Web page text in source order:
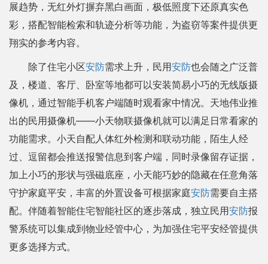
展趋势，无红外灯摒弃黑白画面，极低照度下还原真实色
彩，搭配智能检索和轨迹分析等功能，为盗窃等案件提供更
翔实的参考内容。
除了住宅小区安防需求上升，民用安防也会随之广泛普
及，楼道、客厅、卧室等地都可以安装简易小巧的无线版摄
像机，通过智能手机客户端随时观看家中情况。天地伟业推
出的民用摄像机——小天物联摄像机就可以满足日常看家的
功能需求。小天自配人体红外检测和联动功能，陌生人经
过、逗留都会推送报警信息到客户端，同时录像留存证据，
加上小巧的形状与强磁底座，小天能巧妙的隐藏在任意角落
守护家庭平安，丰富的外置设备可根据家庭安防需要自主搭
配。伴随着智能住宅智能社区的逐步落成，独立民用安防报
警系统可以集成到物业经管中心，为加强住宅平安经管提供
更多选择方式。